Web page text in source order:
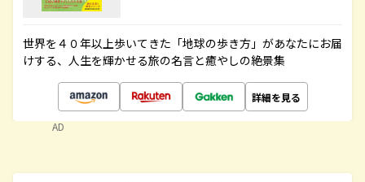
世界を４０年以上歩いてきた「地球の歩き方」があなたにお届
けする、人生を輝かせる旅の名言と癒やしの絶景集
詳細を見る
AD